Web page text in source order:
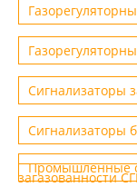
Сигнализаторы
Сигнализаторы
Промышленные
загазованности